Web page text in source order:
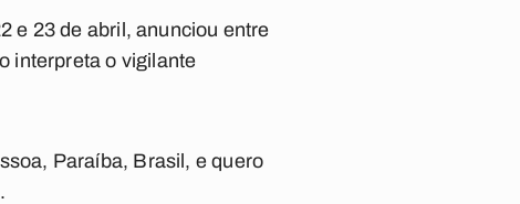
e 23 de abril, anunciou entre
interpreta o vigilante
Paraíba, Brasil, e quero